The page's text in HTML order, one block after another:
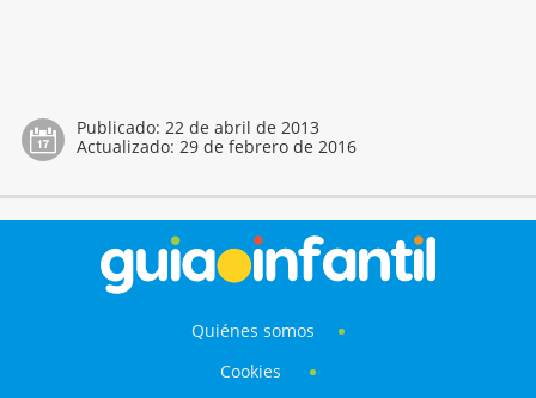
Publicado: 22 de abril de 2013
Actualizado: 29 de febrero de 2016
Quiénes somos
Cookies